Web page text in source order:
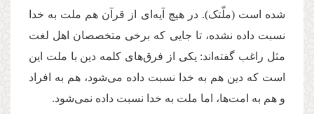
شده است (ملّتک). در هیچ آیه‌ای از قرآن هم ملت به خدا
نسبت داده نشده، تا جایی که برخی متخصصان اهل لغت
مثل راغب گفته‌اند: یکی از فرق‌های کلمه دین با ملت این
است که دین هم به خدا نسبت داده می‌شود، هم به افراد
و هم به امت‌ها، اما ملت به خدا نسبت داده نمی‌شود.